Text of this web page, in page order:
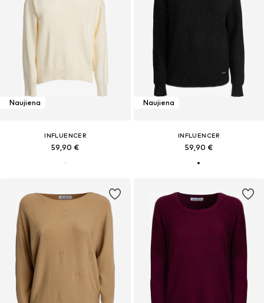
Naujiena
INFLUENCER
59,90 €
Naujiena
INFLUENCER
59,90 €